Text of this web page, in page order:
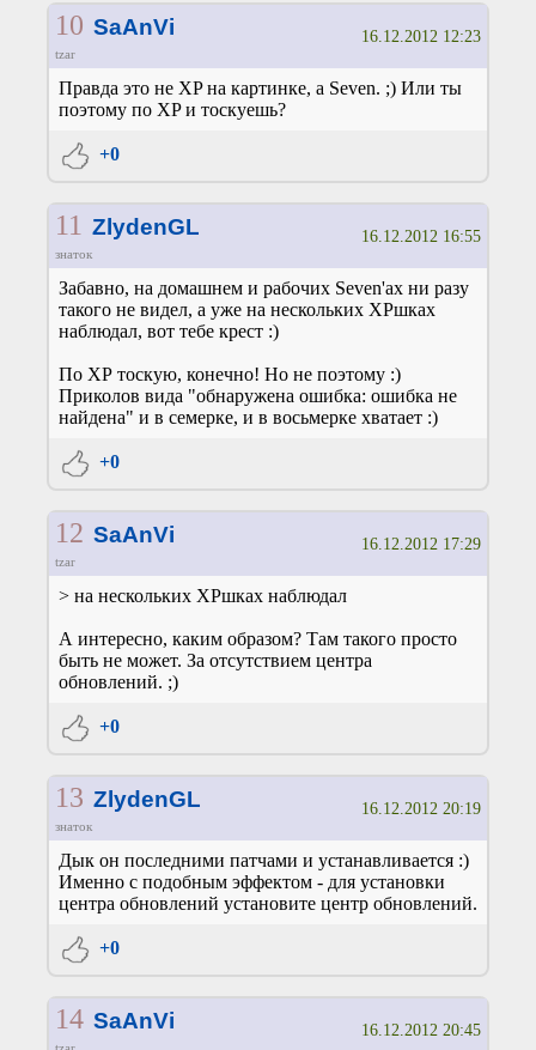
10 SaAnVi
tzar
16.12.2012 12:23
Правда это не XP на картинке, а Seven. ;) Или ты
поэтому по XP и тоскуешь?
+0
11 ZlydenGL
знаток
16.12.2012 16:55
Забавно, на домашнем и рабочих Seven'ах ни разу
такого не видел, а уже на нескольких ХРшках
наблюдал, вот тебе крест :)
По ХР тоскую, конечно! Но не поэтому :)
Приколов вида "обнаружена ошибка: ошибка не
найдена" и в семерке, и в восьмерке хватает :)
+0
12 SaAnVi
tzar
16.12.2012 17:29
> на нескольких ХРшках наблюдал
А интересно, каким образом? Там такого просто
быть не может. За отсутствием центра
обновлений. ;)
+0
13 ZlydenGL
знаток
16.12.2012 20:19
Дык он последними патчами и устанавливается :)
Именно с подобным эффектом - для установки
центра обновлений установите центр обновлений.
+0
14 SaAnVi 16.12.2012 20:45